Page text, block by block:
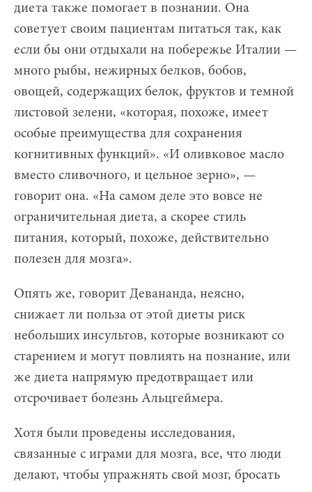
диета также помогает в познании. Она
советует своим пациентам питаться так, как
если бы они отдыхали на побережье Италии —
много рыбы, нежирных белков, бобов,
овощей, содержащих белок, фруктов и темной
листовой зелени, «которая, похоже, имеет
особые преимущества для сохранения
когнитивных функций». «И оливковое масло
вместо сливочного, и цельное зерно», —
говорит она. «На самом деле это вовсе не
ограничительная диета, а скорее стиль
питания, который, похоже, действительно
полезен для мозга».
Опять же, говорит Девананда, неясно,
снижает ли польза от этой диеты риск
небольших инсультов, которые возникают со
старением и могут повлиять на познание, или
же диета напрямую предотвращает или
отсрочивает болезнь Альцгеймера.
Хотя были проведены исследования,
связанные с играми для мозга, все, что люди
делают, чтобы упражнять свой мозг, бросать